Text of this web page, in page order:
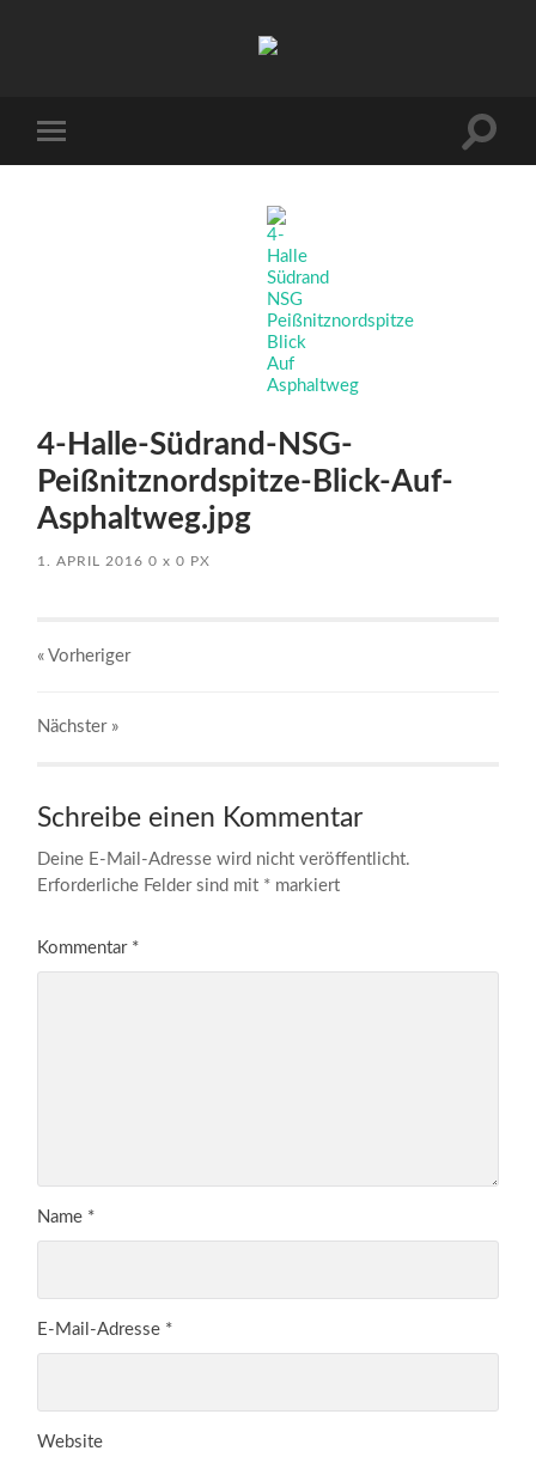
Saale
(AHA)
Menü
4-Halle-Südrand-NSG-
Peißnitznordspitze-Blick-Auf-
Asphaltweg.jpg
1. APRIL 2016 0x 0 PX
« Vorheriger
Nächster »
Schreibe einen Kommentar
Deine E-Mail-Adresse wird nicht veröffentlicht.
Erforderliche Felder sind mit * markiert
Kommentar *
Name *
E-Mail-Adresse *
Website